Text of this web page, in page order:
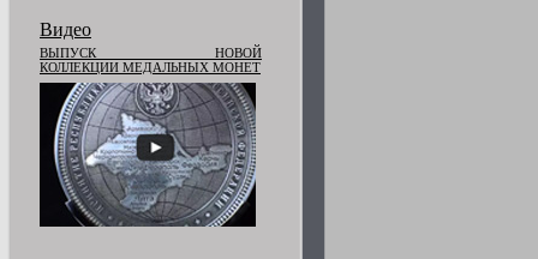
Видео
ВЫПУСК НОВОЙ
КОЛЛЕКЦИИ МЕДАЛЬНЫХ МОНЕТ